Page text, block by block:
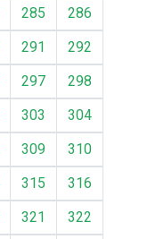
285
286
291
292
297
298
303
304
309
310
315
316
321
322